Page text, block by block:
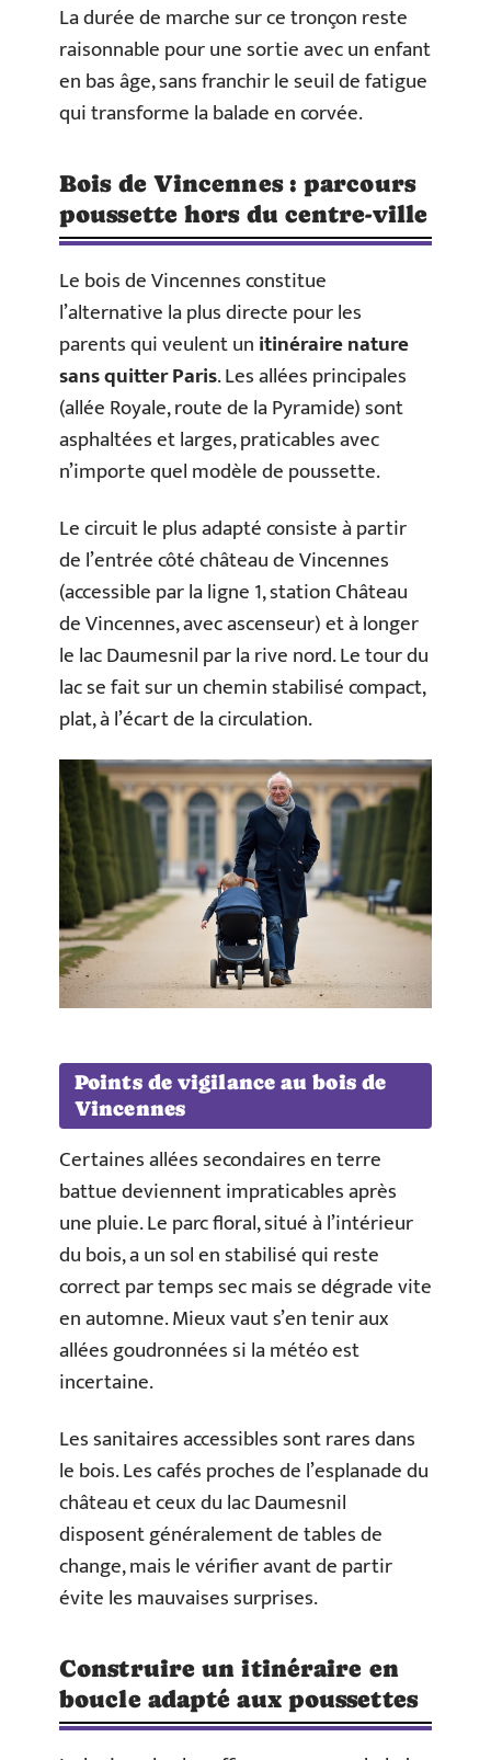
La durée de marche sur ce tronçon reste
raisonnable pour une sortie avec un enfant
en bas âge, sans franchir le seuil de fatigue
qui transforme la balade en corvée.
Bois de Vincennes : parcours
poussette hors du centre-ville
Le bois de Vincennes constitue
l’alternative la plus directe pour les
parents qui veulent unitinéraire nature
sans quitter Paris. Les allées principales
(allée Royale, route de la Pyramide) sont
asphaltées et larges, praticables avec
n’importe quel modèle de poussette.
Le circuit le plus adapté consiste à partir
de l’entrée côté château de Vincennes
(accessible par la ligne 1, station Château
de Vincennes, avec ascenseur) et à longer
le lac Daumesnil par la rive nord. Le tour du
lac se fait sur un chemin stabilisé compact,
plat, à l’écart de la circulation.
Points de vigilance au bois de
Vincennes
Certaines allées secondaires en terre
battue deviennent impraticables après
une pluie. Le parc floral, situé à l’intérieur
du bois, a un sol en stabilisé qui reste
correct par temps sec mais se dégrade vite
en automne. Mieux vaut s’en tenir aux
allées goudronnées si la météo est
incertaine.
Les sanitaires accessibles sont rares dans
le bois. Les cafés proches de l’esplanade du
château et ceux du lac Daumesnil
disposent généralement de tables de
change, mais le vérifier avant de partir
évite les mauvaises surprises.
Construire un itinéraire en
boucle adapté aux poussettes